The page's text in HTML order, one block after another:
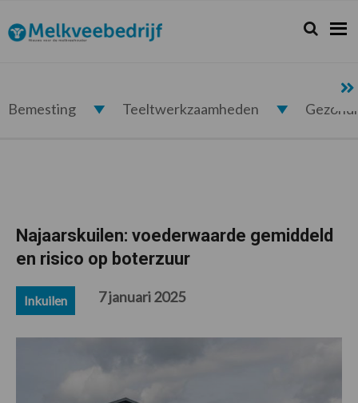
de
hoofdnavigatie
de
hoofd
de
eerste
de
voettekst
Melkveebedrijf.nl Zoeken...
Zoek
Bemesting Teeltwerkzaamheden
Najaarskuilen: voederwaarde gemiddeld
en risico op boterzuur
Inkuilen 7 januari 2025